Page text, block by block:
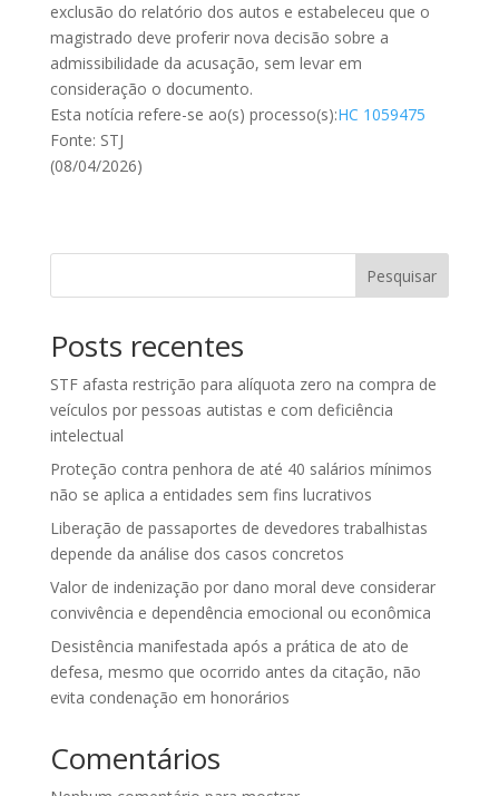
exclusão do relatório dos autos e estabeleceu que o
magistrado deve proferir nova decisão sobre a
admissibilidade da acusação, sem levar em
consideração o documento.
Esta notícia refere-se ao(s) processo(s):HC 1059475
Fonte: STJ
(08/04/2026)
Pesquisar
Posts recentes
STF afasta restrição para alíquota zero na compra de
veículos por pessoas autistas e com deficiência
intelectual
Proteção contra penhora de até 40 salários mínimos
não se aplica a entidades sem fins lucrativos
Liberação de passaportes de devedores trabalhistas
depende da análise dos casos concretos
Valor de indenização por dano moral deve considerar
convivência e dependência emocional ou econômica
Desistência manifestada após a prática de ato de
defesa, mesmo que ocorrido antes da citação, não
evita condenação em honorários
Comentários